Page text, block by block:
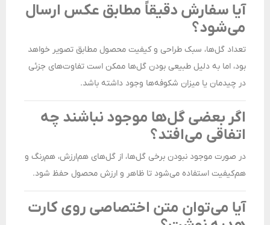
آیا سفارش دقیقاً مطابق عکس ارسال
می‌شود؟
تعداد گل‌ها، سبک طراحی و کیفیت محصول مطابق تصویر خواهد
بود، اما به دلیل طبیعی بودن گل‌ها ممکن است تفاوت‌های جزئی
در چیدمان یا میزان شکوفه‌ها وجود داشته باشد.
اگر بعضی گل‌ها موجود نباشند چه
اتفاقی می‌افتد؟
در صورت موجود نبودن برخی گل‌ها، از گل‌های هم‌ارزش، هم‌رنگ و
هم‌کیفیت استفاده می‌شود تا ظاهر و ارزش محصول حفظ شود.
آیا می‌توان متن اختصاصی روی کارت